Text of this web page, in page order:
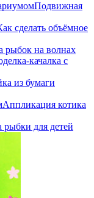
Подвижная
сделать объёмное
рыбок на волнах
качалка с
из бумаги
Аппликация котика
рыбки для детей